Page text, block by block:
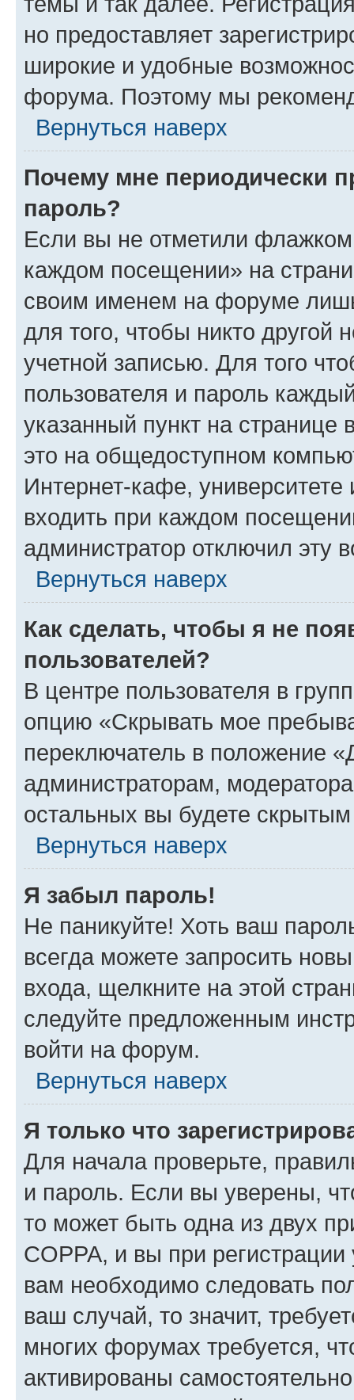
но предоставляет
широкие и удобные
форума. Поэтому мы
Вернуться наверх
Почему мне периодически
пароль?
Если вы не отметили флажком
каждом посещении» на
своим именем на форуме
для того, чтобы никто другой
учетной записью. Для того
пользователя и пароль
указанный пункт на
это на общедоступном
Интернет-кафе, университете
входить при каждом
администратор отключил эту
Вернуться наверх
Как сделать, чтобы я не
пользователей?
В центре пользователя в
опцию «Скрывать мое
переключатель в положение
администраторам,
остальных вы будете
Вернуться наверх
Я забыл пароль!
Не паникуйте! Хоть ваш
всегда можете запросить
входа, щелкните на этой
следуйте предложенным
войти на форум.
Вернуться наверх
Я только что
Для начала проверьте,
и пароль. Если вы уверены,
то может быть одна из двух
COPPA, и вы при
вам необходимо следовать
ваш случай, то значит,
многих форумах требуется,
активированы